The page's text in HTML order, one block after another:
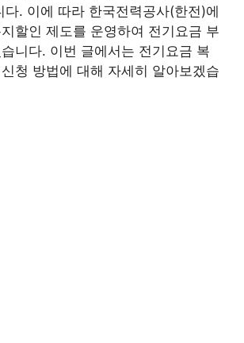
다. 이에 따라 한국전력공사(한전)에
할인 제도를 운영하여 전기요금 부
니다. 이번 글에서는 전기요금 복
청 방법에 대해 자세히 알아보겠습